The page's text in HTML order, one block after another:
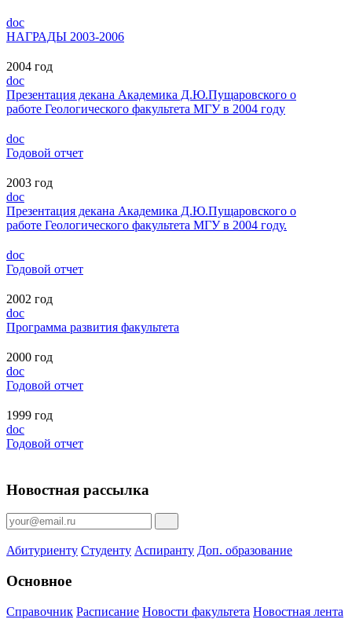
doc
НАГРАДЫ 2003-2006
2004 год
doc
Презентация декана Академика Д.Ю.Пущаровского о
работе Геологического факультета МГУ в 2004 году
doc
Годовой отчет
2003 год
doc
Презентация декана Академика Д.Ю.Пущаровского о
работе Геологического факультета МГУ в 2004 году.
doc
Годовой отчет
2002 год
doc
Программа развития факультета
2000 год
doc
Годовой отчет
1999 год
doc
Годовой отчет
Новостная рассылка
Абитуриенту Студенту Аспиранту Доп. образование
Основное
Справочник Расписание Новости факультета Новостная лента